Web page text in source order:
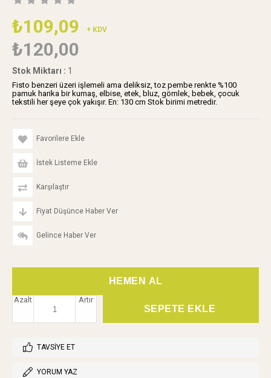
₺109,09 + KDV
₺120,00
Stok Miktarı : 1
Fisto benzeri üzeri işlemeli ama deliksiz, toz pembe renkte %100
pamuk harika bir kumaş, elbise, etek, bluz, gömlek, bebek, çocuk
tekstili her şeye çok yakışır. En: 130 cm Stok birimi metredir.
Favorilere Ekle
İstek Listeme Ekle
Karşılaştır
Fiyat Düşünce Haber Ver
Gelince Haber Ver
Artır
Azalt
TAVSIYE ET
YORUM YAZ